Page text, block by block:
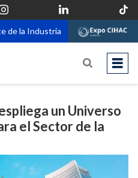
de la Industria
un Universo
el Sector de la